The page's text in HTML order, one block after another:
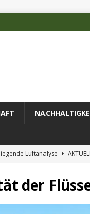
Luftanalyse
des Deutschen
der